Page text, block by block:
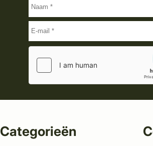
Categorieën